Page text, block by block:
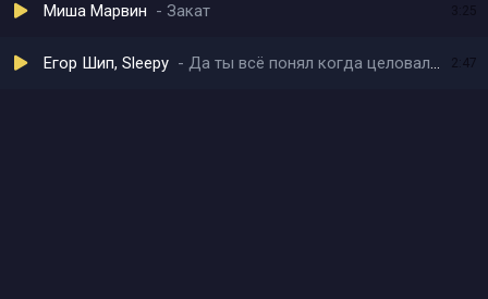
Миша Марвин Закат
Егор Шип, Sleepy Да ты всё понял когда целовал меня 2:47